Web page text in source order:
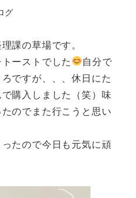
ー
グ
課の草場です。
ーストでした
自分で
ですが、、、休日にた
購入しました（笑）味
のでまた行こうと思い
たので今日も元気に頑